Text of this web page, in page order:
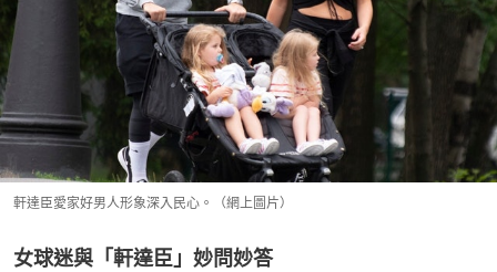
軒達臣愛家好男人形象深入民心。（網上圖片）
女球迷與「軒達臣」妙問妙答